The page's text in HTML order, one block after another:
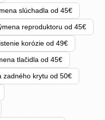
slúchadla od 45€
reproduktoru od 45€
korózie od 49€
tlačidla od 45€
zadného krytu od 50€